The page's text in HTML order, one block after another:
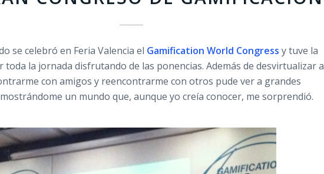
se celebró en Feria Valencia el Gamification World Congress y tuve la
toda la jornada disfrutando de las ponencias. Además de desvirtualizar a
con amigos y reencontrarme con otros pude ver a grandes
un mundo que, aunque yo creía conocer, me sorprendió.